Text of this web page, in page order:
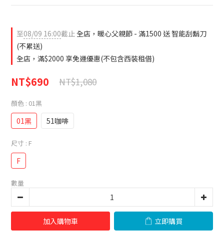
至08/09 16:00截止全店，暖心父親節 - 滿1500 送 智能刮鬍刀
(不累送)
全店，滿$2000 享免運優惠(不包含西裝租借)
NT$690 NT$1,080
顏色 : 01黑
01黑 51咖啡
尺寸 : F
F
數量
加入購物車 立即購買